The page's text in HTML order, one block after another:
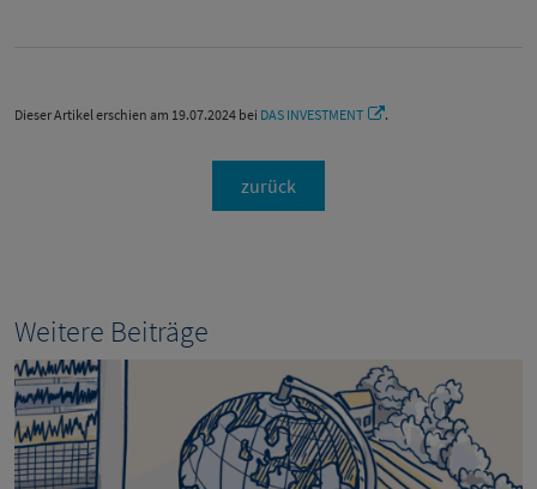
Dieser Artikel erschien am 19.07.2024 bei DAS INVESTMENT .
zurück
Weitere Beiträge